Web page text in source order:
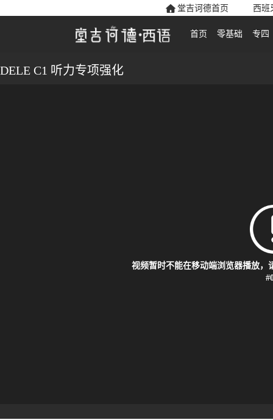
堂吉诃德首页 西班
首页 零基础 专四
DELE C1 听力专项强化
视频暂时不能在移动端浏览器播放，